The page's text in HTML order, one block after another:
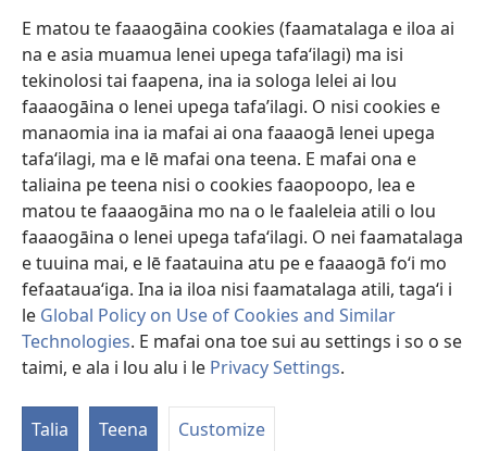
E matou te faaaogāina cookies (faamatalaga e iloa ai
na e asia muamua lenei upega tafaʻilagi) ma isi
tekinolosi tai faapena, ina ia sologa lelei ai lou
faaaogāina o lenei upega tafa’ilagi. O nisi cookies e
manaomia ina ia mafai ai ona faaaogā lenei upega
tafaʻilagi, ma e lē mafai ona teena. E mafai ona e
taliaina pe teena nisi o cookies faaopoopo, lea e
matou te faaaogāina mo na o le faaleleia atili o lou
faaaogāina o lenei upega tafaʻilagi. O nei faamatalaga
e tuuina mai, e lē faatauina atu pe e faaaogā foʻi mo
fefaatauaʻiga. Ina ia iloa nisi faamatalaga atili, tagaʻi i
le Global Policy on Use of Cookies and Similar
Technologies. E mafai ona toe sui au settings i so o se
taimi, e ala i lou alu i le Privacy Settings.
Talia Teena Customize
(tatala
se
polokalame)
Lomiga Faale-Tusi Paia I LE INITANETI™
(tatala
se
isi
polokalame)
JW Hub
(tatala
se
isi
polokalame)
App o le JW Library
Copyright© 2026 Watch Tower Bible and Tract Society of Pennsylvania.
AIĀIGA MO LE FAAAOGĀINA|MALIEGA FAALETULAFONO
SETTINGS